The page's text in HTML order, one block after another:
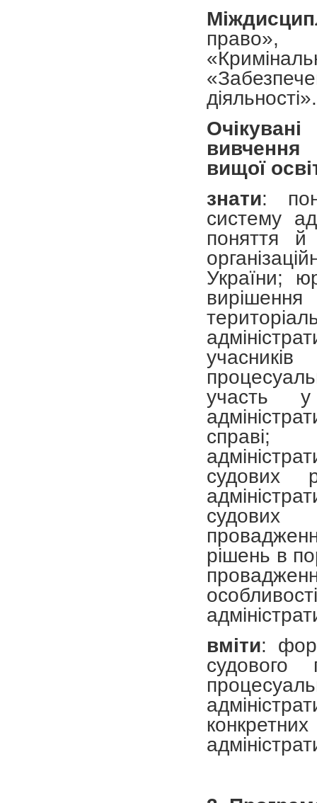
право»,
діяльності».
вищої
знати:
систему
поняття й
України;
участь
справі;
судових
судових
рішень в
вміти:
судового